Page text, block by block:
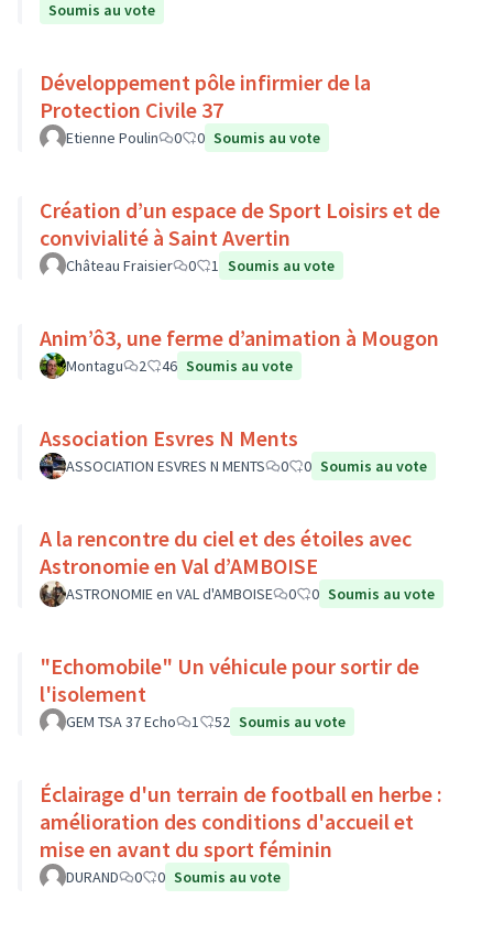
Soumis au vote
Développement pôle infirmier de la
Protection Civile 37
Etienne Poulin 0 0 Soumis au vote
Création d’un espace de Sport Loisirs et de
convivialité à Saint Avertin
Château Fraisier 0 1 Soumis au vote
Anim’ô3, une ferme d’animation à Mougon
Montagu 2 46 Soumis au vote
Association Esvres N Ments
ASSOCIATION ESVRES N MENTS 0 0 Soumis au vote
A la rencontre du ciel et des étoiles avec
Astronomie en Val d’AMBOISE
ASTRONOMIE en VAL d'AMBOISE 0 0 Soumis au vote
"Echomobile" Un véhicule pour sortir de
l'isolement
GEM TSA 37 Echo 1 52 Soumis au vote
Éclairage d'un terrain de football en herbe :
amélioration des conditions d'accueil et
mise en avant du sport féminin
DURAND 0 0 Soumis au vote